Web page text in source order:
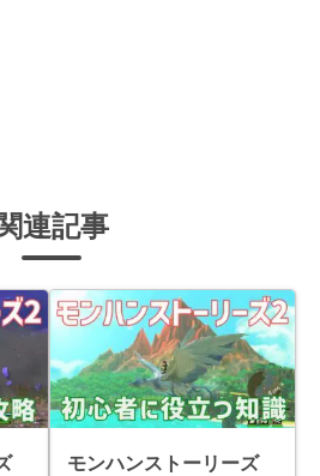
連記事
モンハンストーリーズ